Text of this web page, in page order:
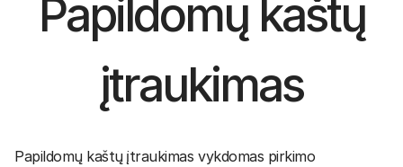
Papildomų kaštų
įtraukimas
Papildomų kaštų įtraukimas vykdomas pirkimo